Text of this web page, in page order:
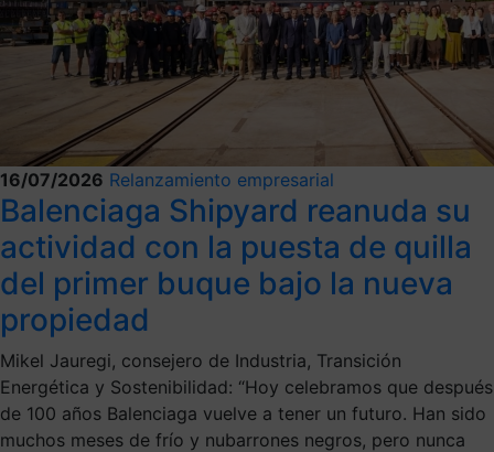
16/07/2026 Relanzamiento empresarial
Balenciaga Shipyard reanuda su
actividad con la puesta de quilla
del primer buque bajo la nueva
propiedad
Mikel Jauregi, consejero de Industria, Transición
Energética y Sostenibilidad: “Hoy celebramos que después
de 100 años Balenciaga vuelve a tener un futuro. Han sido
muchos meses de frío y nubarrones negros, pero nunca